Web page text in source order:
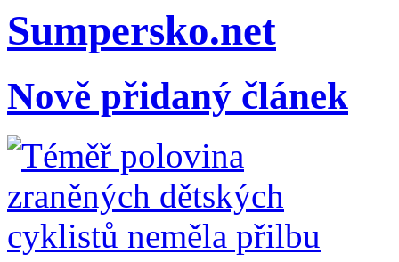
Sumpersko.net
Nově přidaný článek